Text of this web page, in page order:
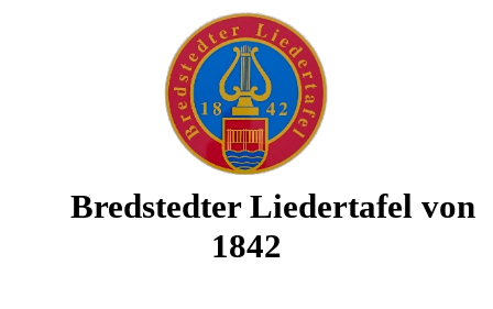
Bredstedter Liedertafel von
1842